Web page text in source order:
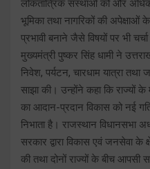
लोकतांत्रिक संस्थाओं को और
भूमिका तथा नागरिकों की
प्रभावी बनाने जैसे विषयों पर भी
मुख्यमंत्री पुष्कर सिंह धामी ने
निवेश, पर्यटन, चारधाम यात्रा
साझा की। उन्होंने कहा कि राज्यों के
का आदान-प्रदान विकास को नई
निभाता है। राजस्थान विधानसभा
सरकार द्वारा विकास एवं जनसेवा के
की तथा दोनों राज्यों के बीच